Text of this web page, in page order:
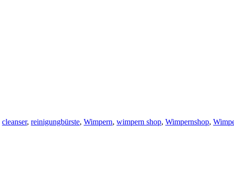
cleanser, reinigungbürste, Wimpern, wimpern shop, Wimpernshop,